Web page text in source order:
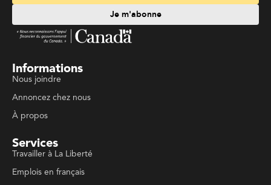
Je m'abonne
Informations
Nous joindre
Annoncez chez nous
À propos
Services
Travailler à La Liberté
Emplois en français